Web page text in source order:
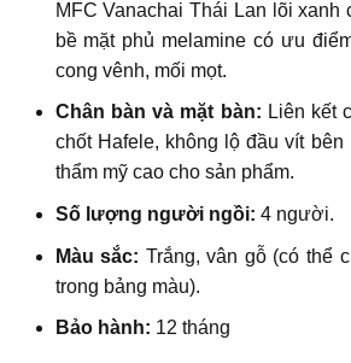
MFC Vanachai Thái Lan lõi xanh
bề mặt phủ melamine có ưu
cong vênh, mối mọt.
Chân bàn và mặt bàn: Liên kết
chốt Hafele, không lộ đầu vít bên
thẩm mỹ cao cho sản phẩm.
Số lượng người ngồi: 4 người.
Màu sắc: Trắng, vân gỗ (có thể
trong bảng màu).
Bảo hành: 12 tháng